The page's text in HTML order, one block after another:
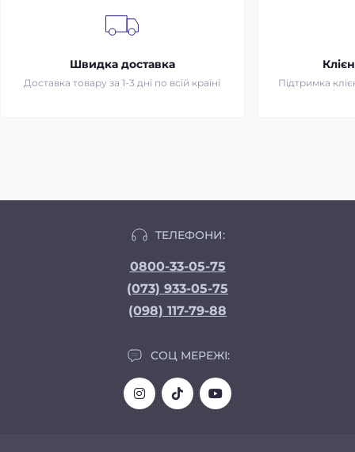
Швидка доставка
Доставка товару за 1-3 дні по всій країні Підтримка
ТЕЛЕФОНИ:
0800-33-05-75
(073) 933-05-75
(098) 117-79-88
СОЦ МЕРЕЖІ: